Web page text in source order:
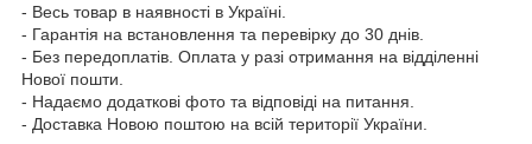
- Весь товар в наявності в Україні.
- Гарантія на встановлення та перевірку до 30 днів.
- Без передоплатів. Оплата у разі отримання на відділенні
Нової пошти.
- Надаємо додаткові фото та відповіді на питання.
- Доставка Новою поштою на всій території України.